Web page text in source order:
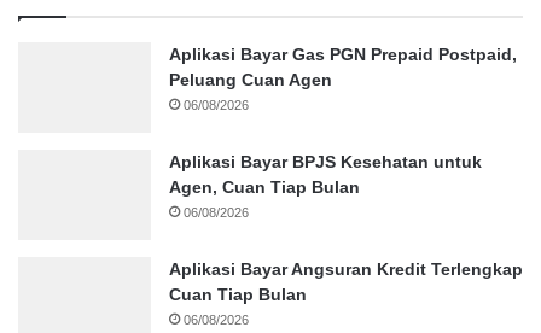
Aplikasi Bayar Gas PGN Prepaid Postpaid,
Peluang Cuan Agen
06/08/2026
Aplikasi Bayar BPJS Kesehatan untuk
Agen, Cuan Tiap Bulan
06/08/2026
Aplikasi Bayar Angsuran Kredit Terlengkap
Cuan Tiap Bulan
06/08/2026